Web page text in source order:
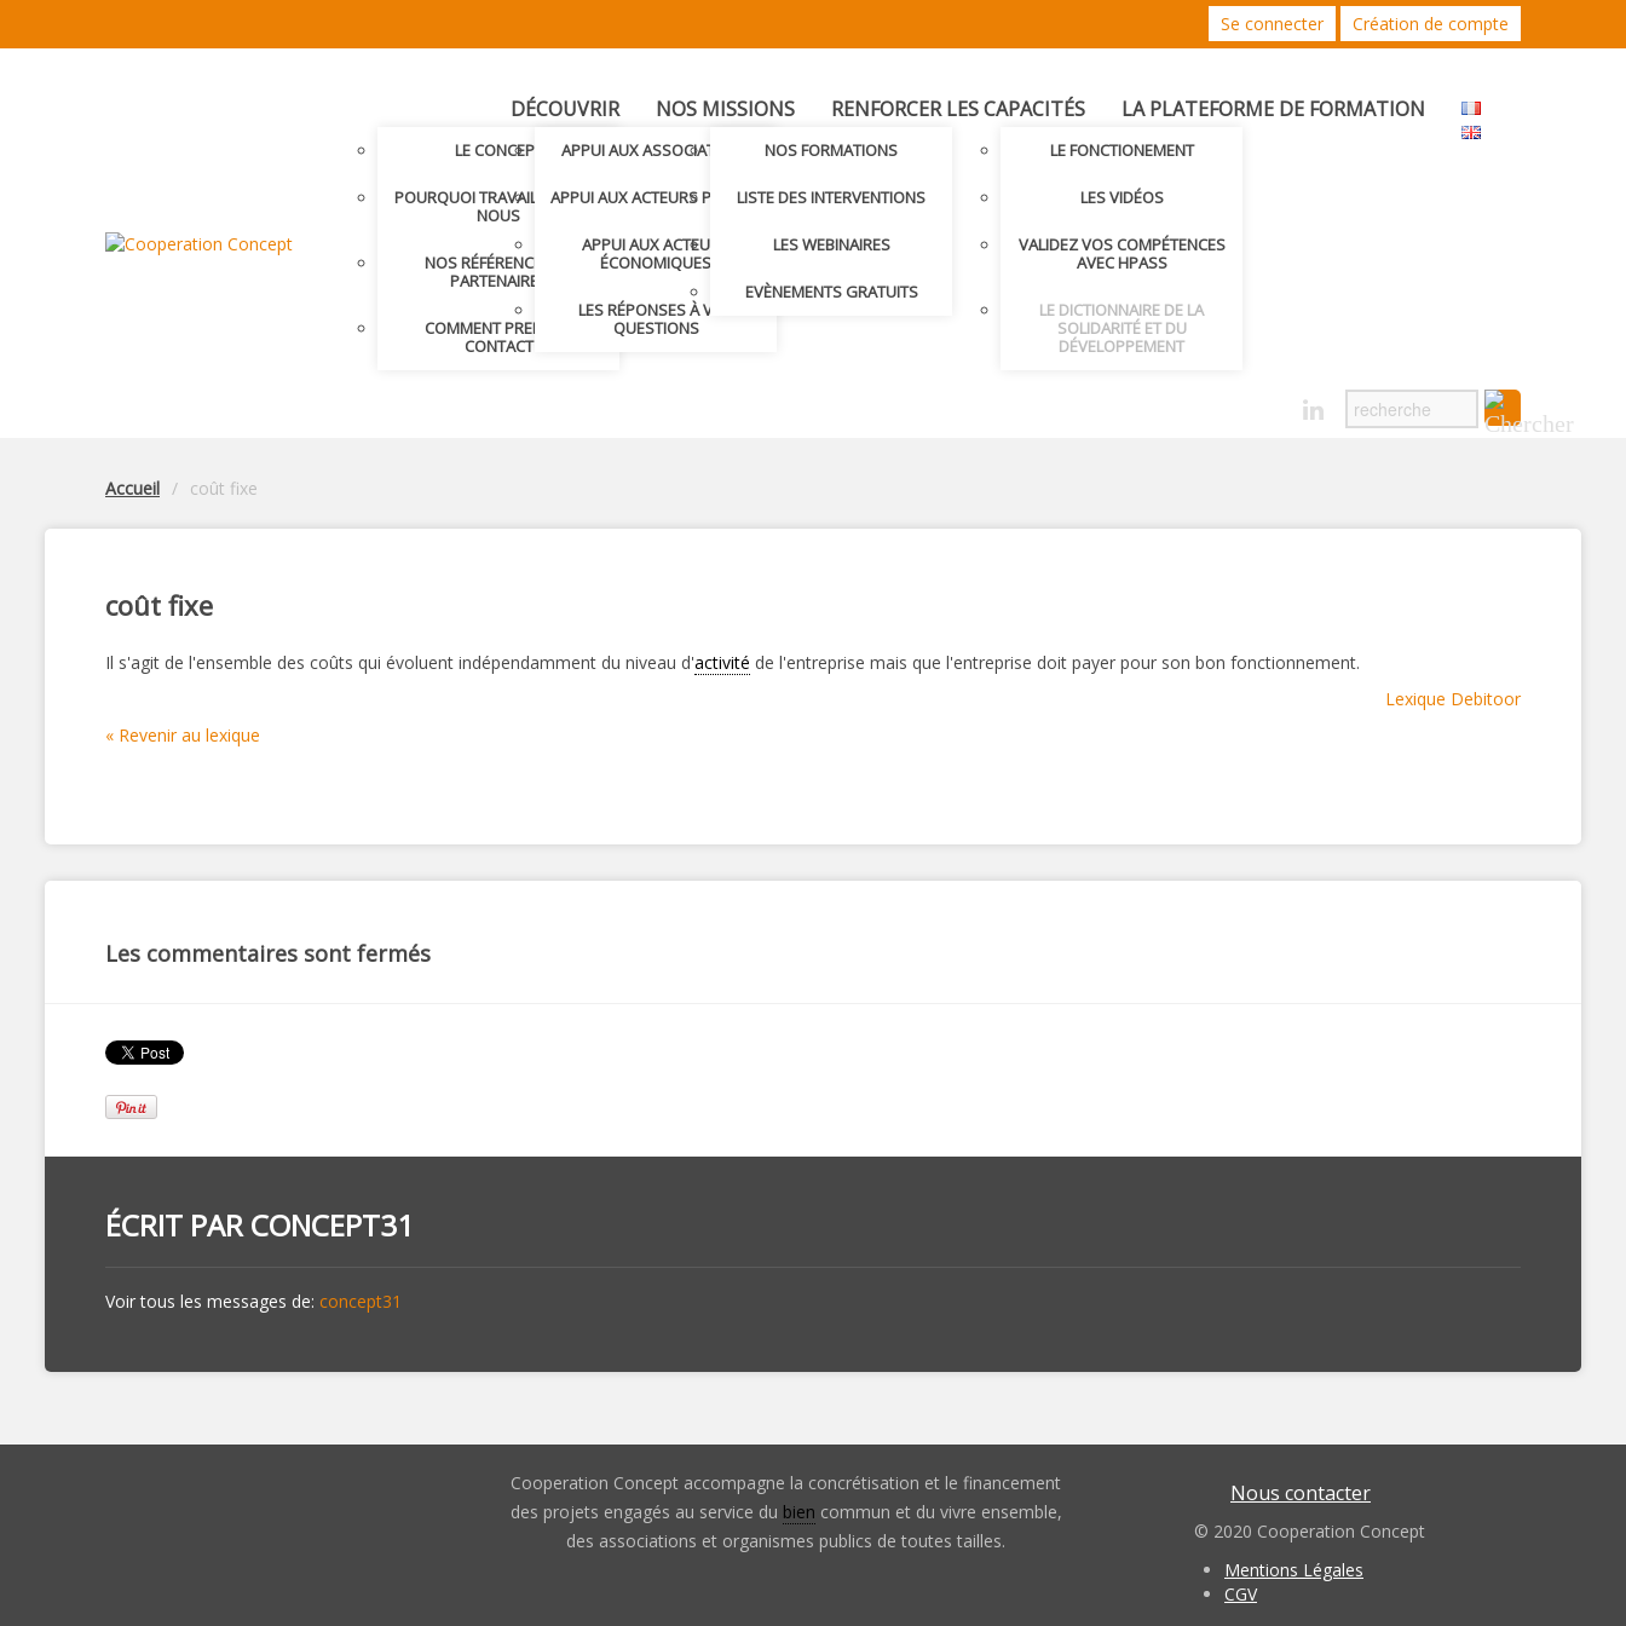
Se connecter Création de compte
DÉCOUVRIR
LE CONCEPT
POURQUOI TRAVAILLER AVEC
NOUS
NOS RÉFÉRENCES ET
PARTENAIRES
COMMENT PRENDRE
CONTACT
NOS MISSIONS
APPUI AUX ASSOCIATIONS
APPUI AUX ACTEURS PUBLICS
APPUI AUX ACTEURS
ÉCONOMIQUES
LES RÉPONSES À VOS
QUESTIONS
RENFORCER LES CAPACITÉS
NOS FORMATIONS
LISTE DES INTERVENTIONS
LES WEBINAIRES
EVÈNEMENTS GRATUITS
LA PLATEFORME DE FORMATION
LE FONCTIONEMENT
LES VIDÉOS
VALIDEZ VOS COMPÉTENCES
AVEC HPASS
LE DICTIONNAIRE DE LA
SOLIDARITÉ ET DU
DÉVELOPPEMENT
Accueil coût fixe
coût fixe
Il s'agit de l'ensemble des coûts qui évoluent indépendamment du niveau d'activité de l'entreprise mais que l'entreprise doit payer pour son bon fonctionnement.
Lexique Debitoor
« Revenir au lexique
Les commentaires sont fermés
ÉCRIT PARCONCEPT31
Voir tous les messages de: concept31
Cooperation Concept accompagne la concrétisation et le financement
des projets engagés au service du bien commun et du vivre ensemble,
des associations et organismes publics de toutes tailles.
Nous contacter
© 2020 Cooperation Concept
Mentions Légales
CGV